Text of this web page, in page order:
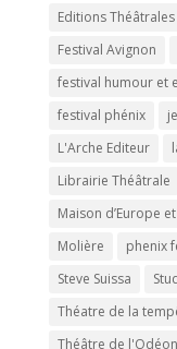
Editions Théâtrales
Festival Avignon
festival humour et
festival phénix
L'Arche Editeur
Librairie Théâtrale
Maison d’Europe
Molière
phenix
Steve Suissa
Théatre de la
Théâtre de l'Odéon